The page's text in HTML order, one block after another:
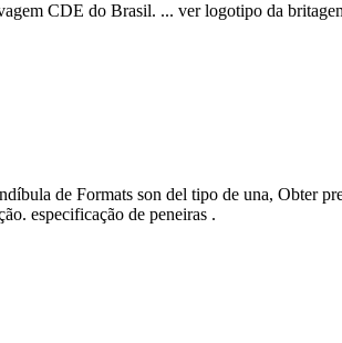
CDE do Brasil. ... ver logotipo da
de Formats son del tipo de una, Obter
especificação de peneiras .